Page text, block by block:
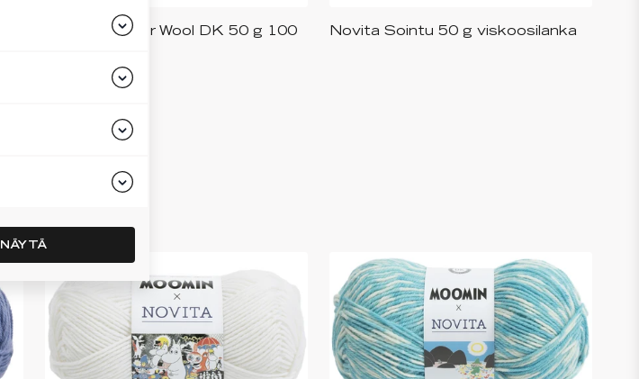
NÄYTÄ
Saatavilla useita eri värejä
Novita Wonder Wool DK 50 g 100
Saatavilla useita eri värejä
Novita Sointu 50 g viskoosilanka